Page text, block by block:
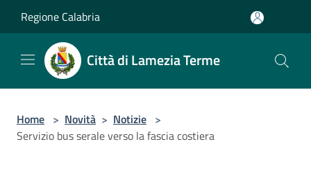
Regione Calabria
Città di Lamezia Terme
Home > Novità > Notizie >
Servizio bus serale verso la fascia costiera